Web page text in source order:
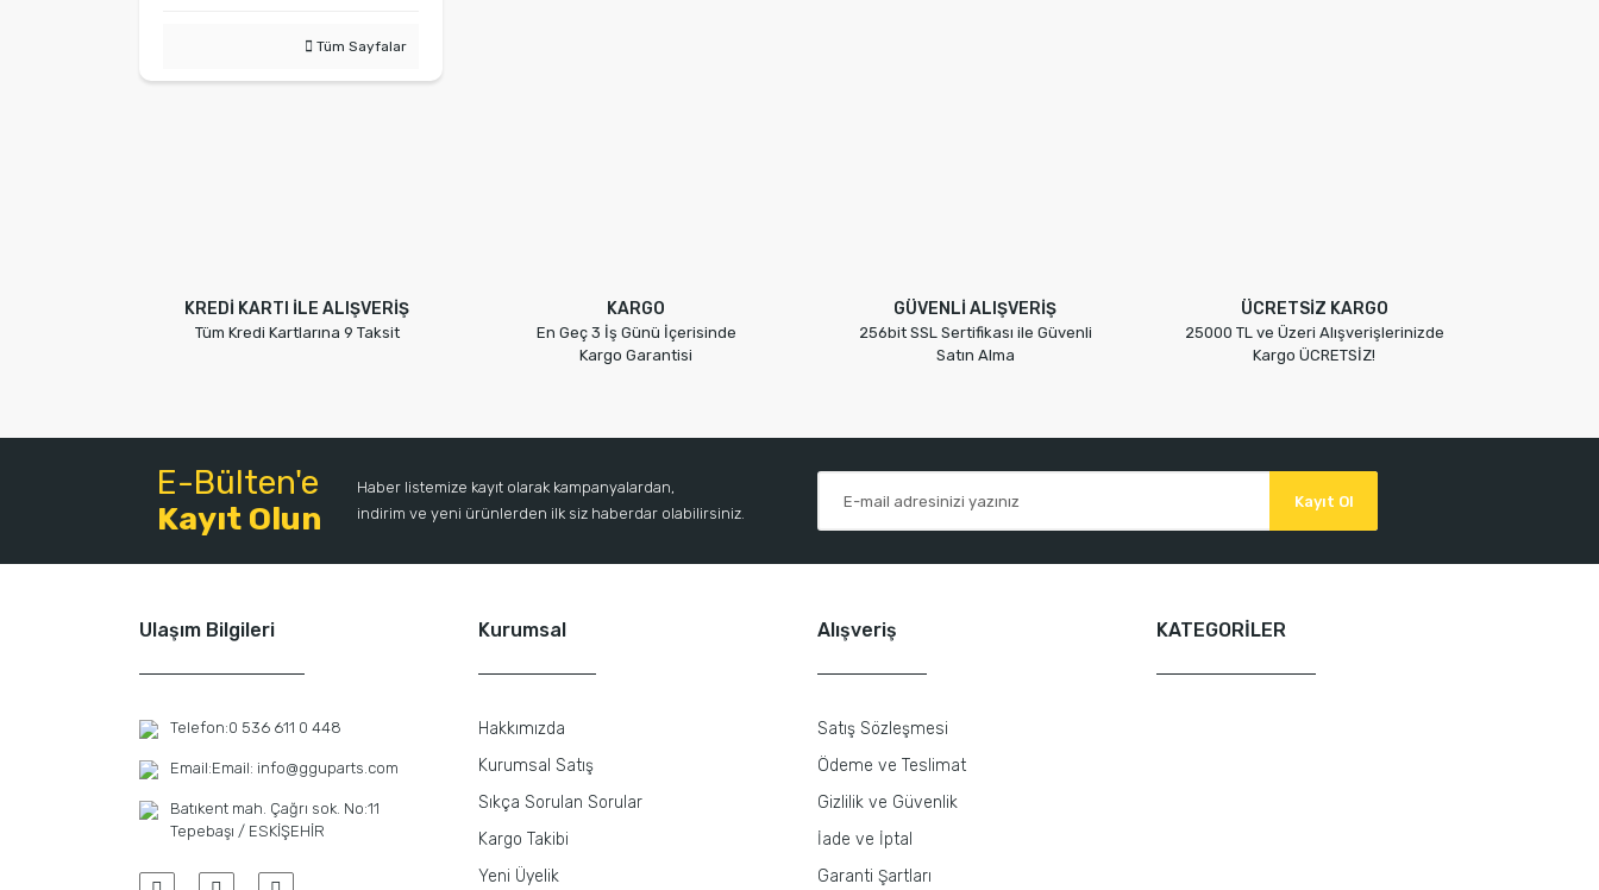
Tüm Sayfalar
KREDİ KARTI İLE ALIŞVERİŞ
Tüm Kredi Kartlarına 9 Taksit
KARGO
En Geç 3 İş Günü İçerisinde
Kargo Garantisi
GÜVENLİ ALIŞVERİŞ
256bit SSL Sertifikası ile Güvenli
Satın Alma
ÜCRETSİZ KARGO
25000 TL ve Üzeri Alışverişlerinizde
Kargo ÜCRETSİZ!
E-Bülten'e
Kayıt Olun
Haber listemize kayıt olarak kampanyalardan,
indirim ve yeni ürünlerden ilk siz haberdar olabilirsiniz.
Kayıt Ol
Ulaşım Bilgileri
Telefon:0 536 611 0 448
Email:Email: info@gguparts.com
Batıkent mah. Çağrı sok. No:11
Tepebaşı / ESKİŞEHİR
Kurumsal
Hakkımızda
Kurumsal Satış
Sıkça Sorulan Sorular
Kargo Takibi
Yeni Üyelik
Alışveriş
Satış Sözleşmesi
Ödeme ve Teslimat
Gizlilik ve Güvenlik
İade ve İptal
Garanti Şartları
KATEGORİLER